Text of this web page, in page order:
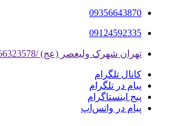
09356643870
09124592335
تهران شهرک ولیعصر (عج) /02166323578 _09125104547
کانال تلگرام
پیام در تلگرام
پیج اینستاگرام
پیام در واتس‌اپ